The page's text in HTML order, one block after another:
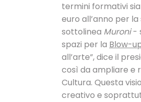
termini formativi
euro all’anno per
sottolinea Muroni-
spazi per la Blow-
all’arte”, dice il
così da ampliare e
Cultura. Questa
creativo e